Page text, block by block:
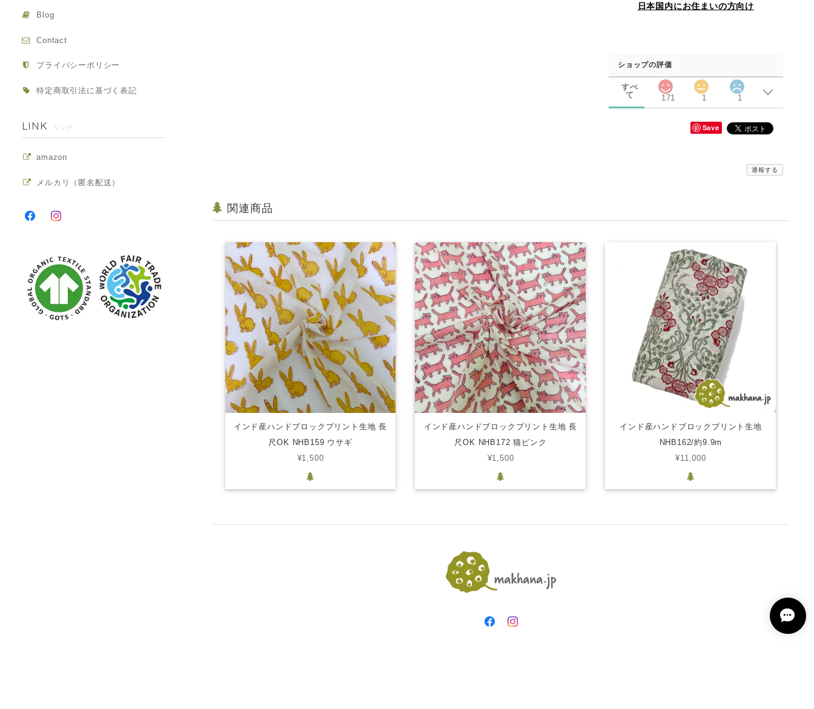
Blog
Contact
プライバシーポリシー
特定商取引法に基づく表記
LINK リンク
amazon
メルカリ（匿名配送）
日本国内にお住まいの方向け
ショップの評価
すべ
て
171 1 1
Save
通報する
関連商品
インド産ハンドブロックプリント生地 長
尺OK NHB159 ウサギ
¥1,500
インド産ハンドブロックプリント生地 長
尺OK NHB172 猫ピンク
¥1,500
インド産ハンドブロックプリント生地
NHB162/約9.9m
¥11,000